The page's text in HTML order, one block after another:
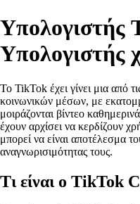
Υπολογιστής
Υπολογιστής
Το TikTok έχει γίνει μια από
κοινωνικών μέσων, με
μοιράζονται βίντεο
έχουν αρχίσει να κερδίζουν
μπορεί να είναι αποτέλεσμα
αναγνωρισιμότητας τους.
Τι είναι ο TikTok